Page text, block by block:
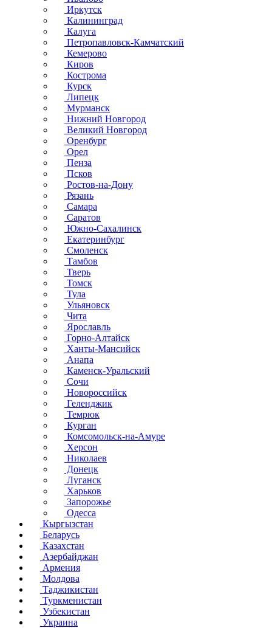
Иркутск
Калининград
Калуга
Петропавловск-Камчатский
Кемерово
Киров
Кострома
Курск
Липецк
Мурманск
Нижний Новгород
Великий Новгород
Оренбург
Орел
Пенза
Псков
Ростов-на-Дону
Рязань
Самара
Саратов
Южно-Сахалинск
Екатеринбург
Смоленск
Тамбов
Тверь
Томск
Тула
Ульяновск
Чита
Ярославль
Горно-Алтайск
Ханты-Мансийск
Анапа
Каменск-Уральский
Сочи
Новороссийск
Геленджик
Темрюк
Курган
Комсомольск-на-Амуре
Херсон
Николаев
Донецк
Луганск
Харьков
Запорожье
Одесса
Кыргызстан
Беларусь
Казахстан
Азербайджан
Армения
Молдова
Таджикистан
Туркменистан
Узбекистан
Украина